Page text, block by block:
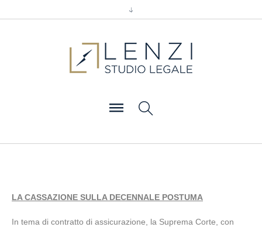
LA CASSAZIONE SULLA DECENNALE POSTUMA
In tema di contratto di assicurazione, la Suprema Corte, con